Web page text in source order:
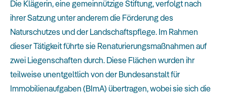
Die Klägerin, eine gemeinnützige Stiftung, verfolgt nach
ihrer Satzung unter anderem die Förderung des
Naturschutzes und der Landschaftspflege. Im Rahmen
dieser Tätigkeit führte sie Renaturierungsmaßnahmen auf
zwei Liegenschaften durch. Diese Flächen wurden ihr
teilweise unentgeltlich von der Bundesanstalt für
Immobilienaufgaben (BImA) übertragen, wobei sie sich die